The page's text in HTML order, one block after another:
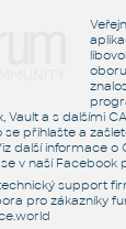
Vault a s dalšími
přihlašte a
další informace o
v naší Facebook
support
pro zákazníky